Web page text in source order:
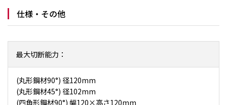
仕様・その他
最大切断能力：
(丸形鋼材90°) 径120mm
(丸形鋼材45°) 径102mm
(四角形鋼材90°) 幅120×高さ120mm